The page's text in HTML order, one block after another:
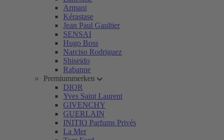
Armani
Kérastase
Jean Paul Gaultier
SENSAI
Hugo Boss
Narciso Rodriguez
Shiseido
Rabanne
Premiummerken
DIOR
Yves Saint Laurent
GIVENCHY
GUERLAIN
INITIO Parfums Privés
La Mer